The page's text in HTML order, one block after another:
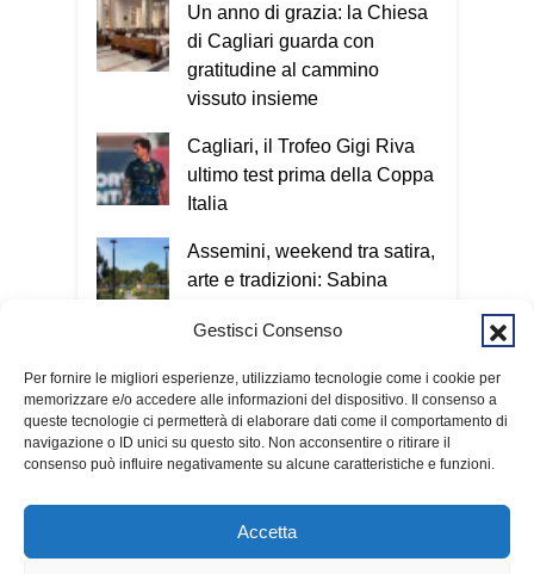
Gestisci Consenso
Per fornire le migliori esperienze, utilizziamo tecnologie come i cookie per
memorizzare e/o accedere alle informazioni del dispositivo. Il consenso a
queste tecnologie ci permetterà di elaborare dati come il comportamento di
navigazione o ID unici su questo sito. Non acconsentire o ritirare il
consenso può influire negativamente su alcune caratteristiche e funzioni.
Accetta
Un anno di grazia: la Chiesa
di Cagliari guarda con
gratitudine al cammino
vissuto insieme
Cagliari, il Trofeo Gigi Riva
ultimo test prima della Coppa
Italia
Assemini, weekend tra satira,
arte e tradizioni: Sabina
Davide Pils
Orgosolo investe sulla
cultura: inaugurati tre nuovi
musei grazie al PNRR